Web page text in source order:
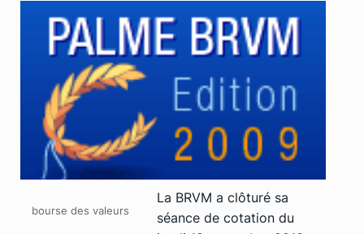
bourse des valeurs
La BRVM a clôturé sa
séance de cotation du